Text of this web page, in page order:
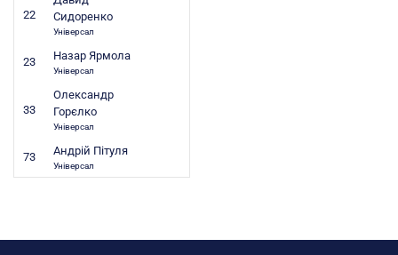
22
Сидоренко
Універсал
23 Назар Ярмола
Універсал
33
Олександр
Горєлко
Універсал
73 Андрій Пітуля
Універсал